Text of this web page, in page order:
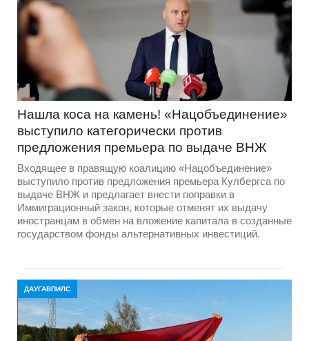
Нашла коса на камень! «Нацобъединение»
выступило категорически против
предложения премьера по выдаче ВНЖ
Входящее в правящую коалицию «Нацобъединение»
выступило против предложения премьера Кулбергса по
выдаче ВНЖ и предлагает внести поправки в
Иммиграционный закон, которые отменят их выдачу
иностранцам в обмен на вложение капитала в созданные
государством фонды альтернативных инвестиций.
ДАУГАВПИЛС